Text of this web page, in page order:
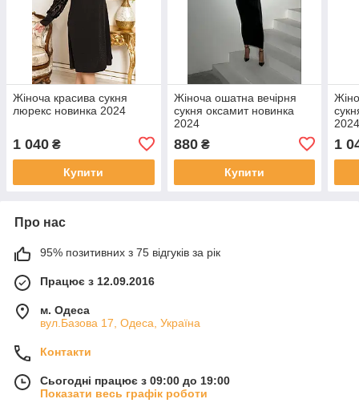
Жіноча красива сукня
люрекс новинка 2024
1 040 ₴
Купити
Жіноча ошатна вечірня
сукня оксамит новинка
2024
880₴
Купити
1
Про нас
95% позитивних з 75 відгуків за рік
Працює з 12.09.2016
м. Одеса
вул.Базова 17, Одеса, Україна
Контакти
Сьогодні працює з 09:00 до 19:00
Показати весь графік роботи